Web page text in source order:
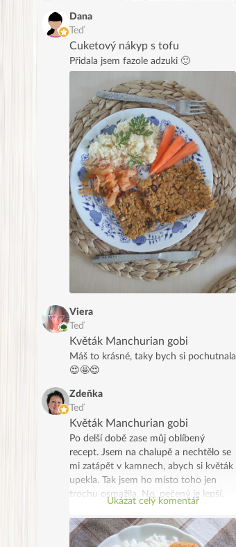
Dana
Teď
Cuketový nákyp s tofu
Přidala jsem fazole adzuki 🙂
Viera
Teď
Květák Manchurian gobi
Máš to krásné, taky bych si pochutnala
😍🤩😍
Zdeňka
Teď
Květák Manchurian gobi
Po delší době zase můj oblíbený
recept. Jsem na chalupě a nechtělo se
mi zatápět v kamnech, abych si květák
upekla. Tak jsem ho místo toho jen
trochu osmažila. No, pečený je lepší,
ale taky to šlo. Moc jsem si
pochutnala.
Ukázat celý komentář